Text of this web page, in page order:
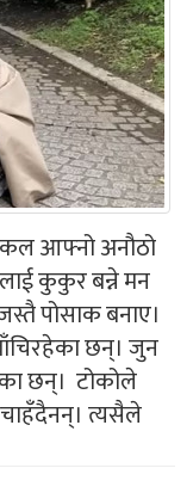
आफ्नो अनौठो
कुकुर बन्ने मन
पोसाक बनाए।
छन्। जुन
छन्। टोकोले
त्यसैले